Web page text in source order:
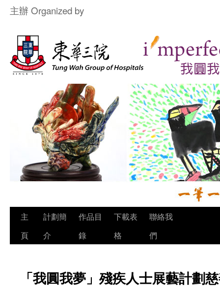
主辦 Organized by
主
頁
計劃簡
介
作品目
錄
下載表
格
聯絡我
們
「我圓我夢」殘疾人士展藝計劃